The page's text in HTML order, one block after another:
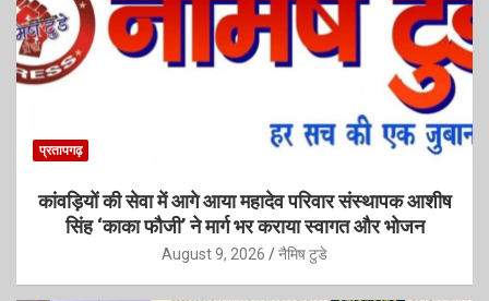
प्रतापगढ़
कांवड़ियों की सेवा में आगे आया महादेव परिवार संस्थापक आशीष
सिंह ‘काका फौजी’ ने मार्ग भर कराया स्वागत और भोजन
August 9, 2026 नैमिष टुडे